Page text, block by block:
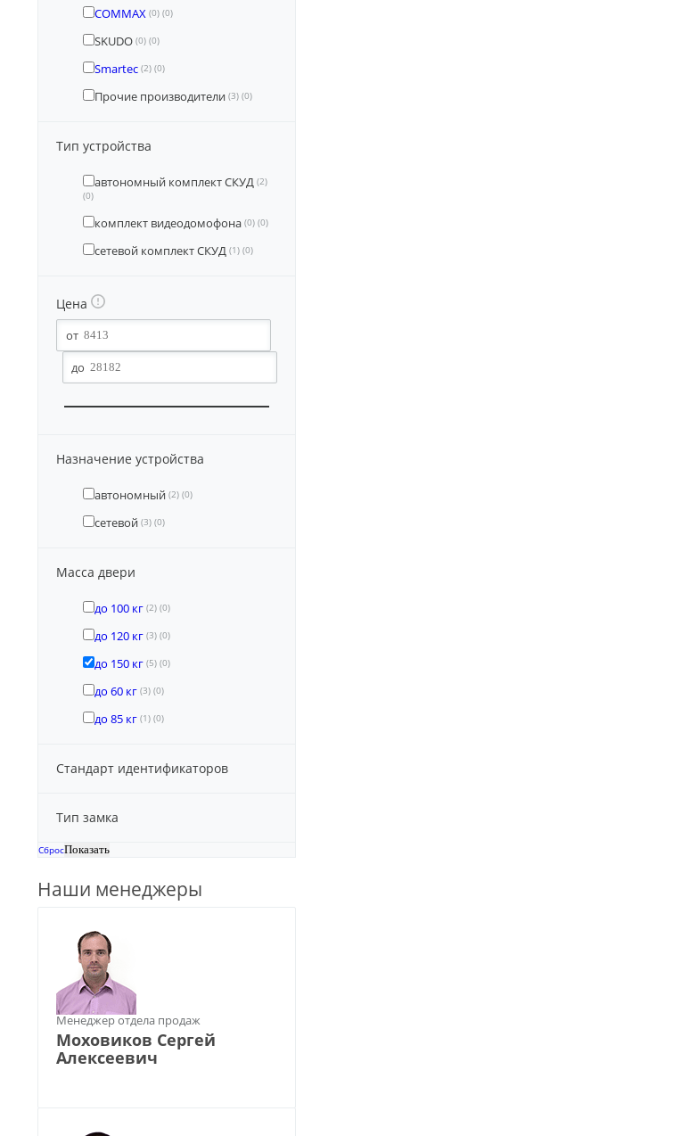
COMMAX (0) (0)
SKUDO (0) (0)
Smartec (2) (0)
Прочие производители (3) (0)
Тип устройства
автономный комплект СКУД (2)
(0)
комплект видеодомофона (0) (0)
сетевой комплект СКУД (1) (0)
Цена
Назначение устройства
автономный (2) (0)
сетевой (3) (0)
Масса двери
до 100 кг (2) (0)
до 120 кг (3) (0)
до 150 кг (5) (0)
до 60 кг (3) (0)
до 85 кг (1) (0)
Стандарт идентификаторов
Тип замка
Сброс
Наши менеджеры
Менеджер отдела продаж
Моховиков Сергей
Алексеевич